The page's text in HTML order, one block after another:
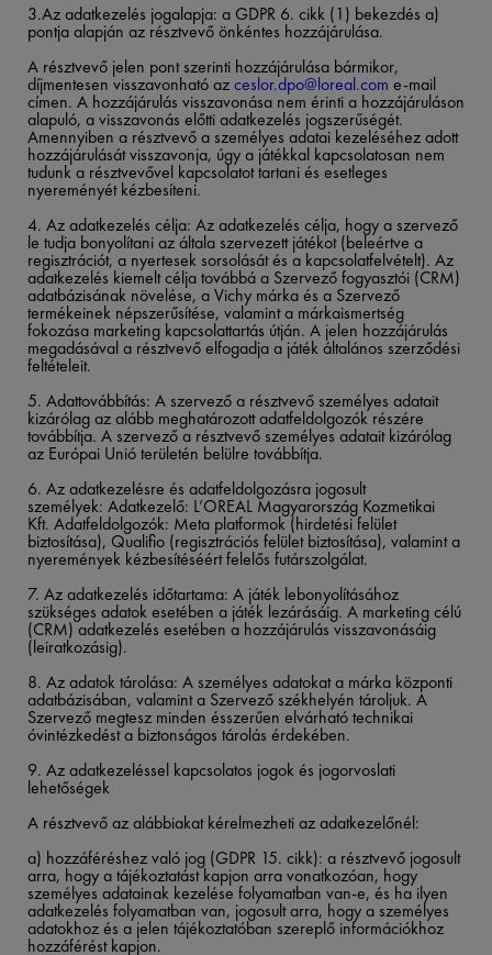
3.Az adatkezelés jogalapja: a GDPR 6. cikk (1) bekezdés a)
pontja alapján az résztvevő önkéntes hozzájárulása. ​
A résztvevő jelen pont szerinti hozzájárulása bármikor,
díjmentesen visszavonható azceslor.dpo@loreal.com e-mail
címen. A hozzájárulás visszavonása nem érinti a hozzájáruláson
alapuló, a visszavonás előtti adatkezelés jogszerűségét.
Amennyiben a résztvevő a személyes adatai kezeléséhez adott
hozzájárulását visszavonja, úgy a játékkal kapcsolatosan nem
tudunk a résztvevővel kapcsolatot tartani és esetleges
nyereményét kézbesíteni.​
4. Az adatkezelés célja: Az adatkezelés célja, hogy a szervező
le tudja bonyolítani az általa szervezett játékot (beleértve a
regisztrációt, a nyertesek sorsolását és a kapcsolatfelvételt). Az
adatkezelés kiemelt célja továbbá a Szervező fogyasztói (CRM)
adatbázisának növelése, a Vichy márka és a Szervező
termékeinek népszerűsítése, valamint a márkaismertség
fokozása marketing kapcsolattartás útján. A jelen hozzájárulás
megadásával a résztvevő elfogadja a játék általános szerződési
feltételeit.​
5. Adattovábbítás: A szervező a résztvevő személyes adatait
kizárólag az alább meghatározott adatfeldolgozók részére
továbbítja. A szervező a résztvevő személyes adatait kizárólag
az Európai Unió területén belülre továbbítja.
6. Az adatkezelésre és adatfeldolgozásra jogosult
személyek: Adatkezelő: L’OREAL Magyarország Kozmetikai
Kft. Adatfeldolgozók: Meta platformok (hirdetési felület
biztosítása), Qualifio (regisztrációs felület biztosítása), valamint a
nyeremények kézbesítéséért felelős futárszolgálat.
7. Az adatkezelés időtartama: A játék lebonyolításához
szükséges adatok esetében a játék lezárásáig. A marketing célú
(CRM) adatkezelés esetében a hozzájárulás visszavonásáig
(leiratkozásig).
8. Az adatok tárolása: A személyes adatokat a márka központi
adatbázisában, valamint a Szervező székhelyén tároljuk. A
Szervező megtesz minden ésszerűen elvárható technikai
óvintézkedést a biztonságos tárolás érdekében.
9. Az adatkezeléssel kapcsolatos jogok és jogorvoslati
lehetőségek ​
A résztvevő az alábbiakat kérelmezheti az adatkezelőnél:​
a) hozzáféréshez való jog (GDPR 15. cikk): a résztvevő jogosult
arra, hogy a tájékoztatást kapjon arra vonatkozóan, hogy
személyes adatainak kezelése folyamatban van-e, és ha ilyen
adatkezelés folyamatban van, jogosult arra, hogy a személyes
adatokhoz és a jelen tájékoztatóban szereplő információkhoz
hozzáférést kapjon.​